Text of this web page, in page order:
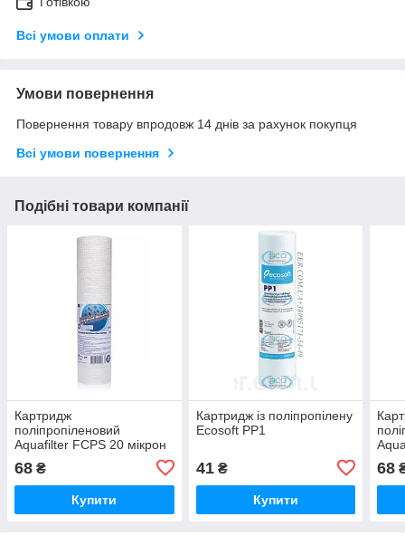
Всі умови оплати
Умови повернення
Повернення товару впродовж 14 днів за рахунок покупця
Всі умови повернення
Подібні товари компанії
Картридж
поліпропіленовий
Aquafilter FCPS 20 мікрон
68 ₴
Купити
Картридж із поліпропілену
Ecosoft PP1
41₴
Купити
68